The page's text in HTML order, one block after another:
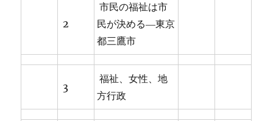
2
市民の福祉は市
民が決める―東京
都三鷹市
3
福祉、女性、地
方行政